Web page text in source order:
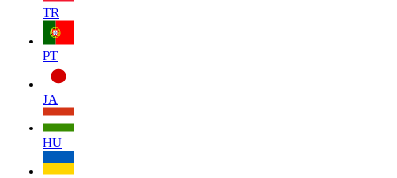
TR
PT
JA
HU